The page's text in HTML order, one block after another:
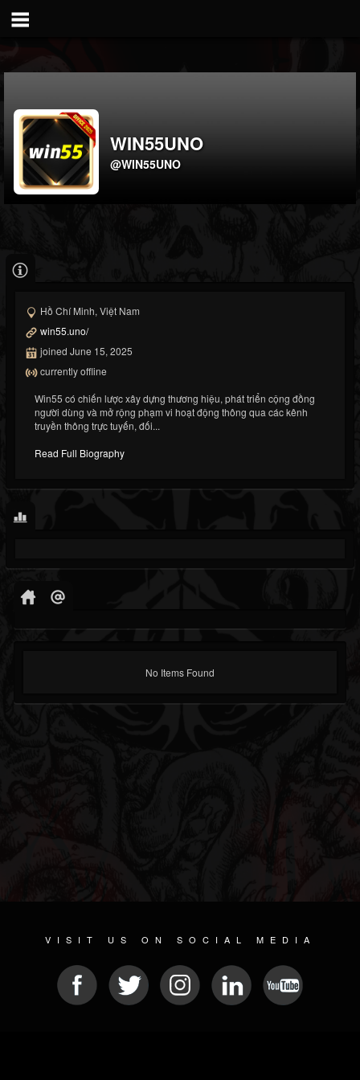
WIN55UNO
@WIN55UNO
Hồ Chí Minh, Việt Nam
win55.uno/
joined June 15, 2025
currently offline
Win55 có chiến lược xây dựng thương hiệu, phát triển cộng đồng
người dùng và mở rộng phạm vi hoạt động thông qua các kênh
truyền thông trực tuyến, đối...
Read Full Biography
No Items Found
VISIT US ON SOCIAL MEDIA